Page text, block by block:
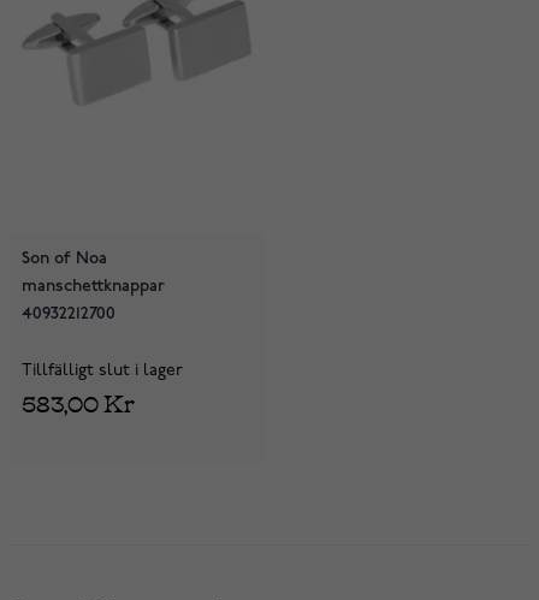
Son of Noa
manschettknappar
40932212700
Tillfälligt slut i lager
583,00 Kr